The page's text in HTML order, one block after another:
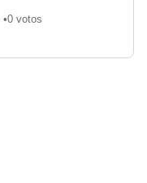
gosto
•0 votos